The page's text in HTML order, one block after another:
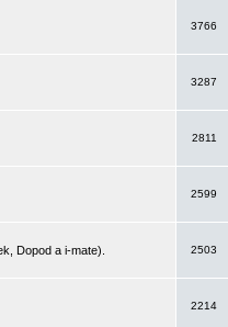
3766
3287
2811
2599
Dopod a i-mate).
2503
2214